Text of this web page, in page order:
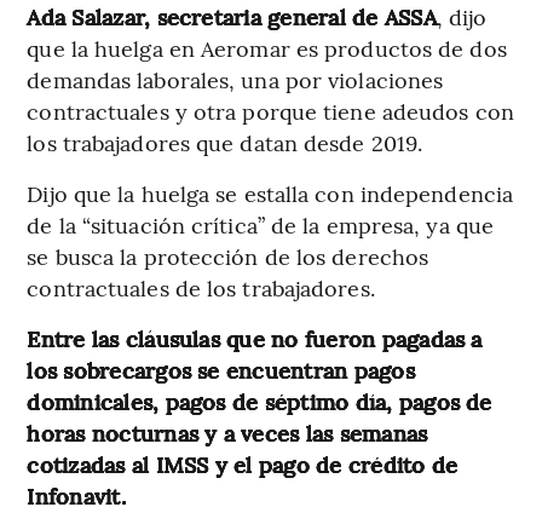
Ada Salazar, secretaria general de ASSA, dijo
que la huelga en Aeromar es productos de dos
demandas laborales, una por violaciones
contractuales y otra porque tiene adeudos con
los trabajadores que datan desde 2019.
Dijo que la huelga se estalla con independencia
de la “situación crítica” de la empresa, ya que
se busca la protección de los derechos
contractuales de los trabajadores.
Entre las cláusulas que no fueron pagadas a
los sobrecargos se encuentran pagos
dominicales, pagos de séptimo día, pagos de
horas nocturnas y a veces las semanas
cotizadas al IMSS y el pago de crédito de
Infonavit.